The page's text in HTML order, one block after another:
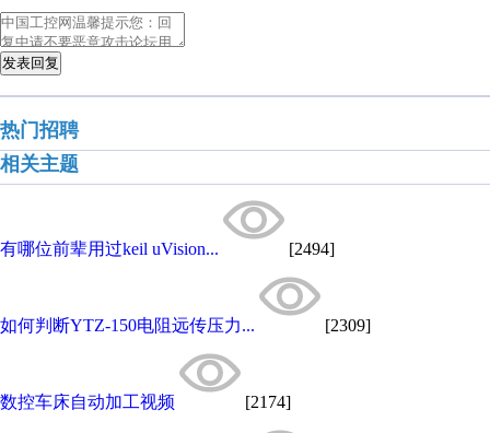
发表回复
热门招聘
相关主题
有哪位前辈用过keil uVision... [2494]
如何判断YTZ-150电阻远传压力... [2309]
数控车床自动加工视频 [2174]